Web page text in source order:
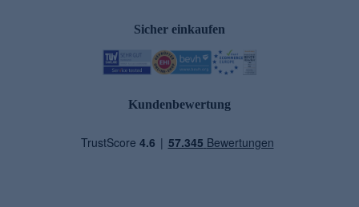
Sicher einkaufen
Kundenbewertung